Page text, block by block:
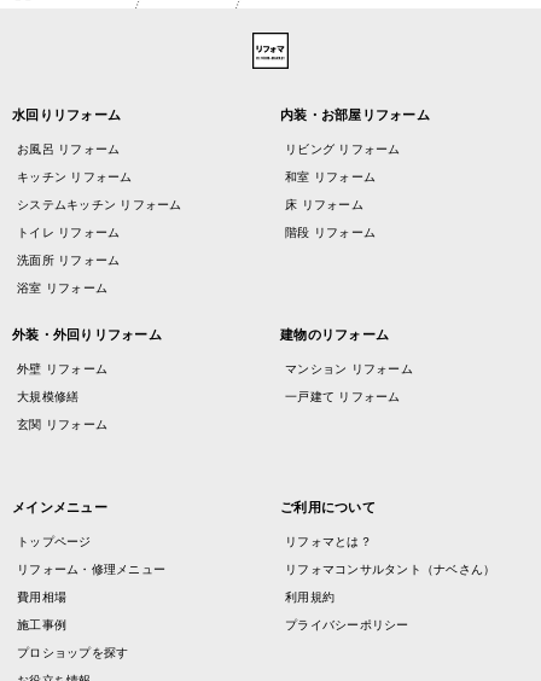
水回りリフォーム
お風呂 リフォーム
キッチン リフォーム
システムキッチン リフォーム
トイレ リフォーム
洗面所 リフォーム
浴室 リフォーム
内装・お部屋リフォーム
リビング リフォーム
和室 リフォーム
床 リフォーム
階段 リフォーム
外装・外回りリフォーム
外壁 リフォーム
大規模修繕
玄関 リフォーム
建物のリフォーム
マンション リフォーム
一戸建て リフォーム
メインメニュー
トップページ
リフォーム・修理メニュー
費用相場
施工事例
プロショップを探す
ご利用について
リフォマとは？
リフォマコンサルタント（ナベさん）
利用規約
プライバシーポリシー